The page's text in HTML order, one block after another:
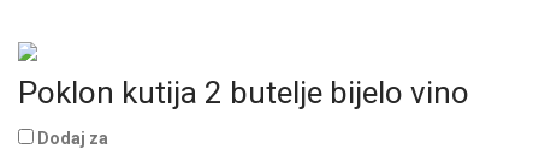
Poklon kutija 2 butelje bijelo vino
Dodaj za